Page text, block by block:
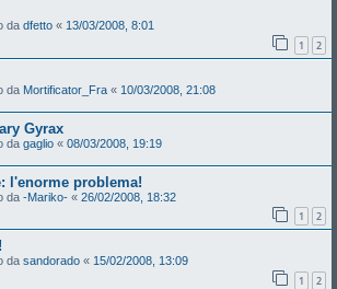
da dfetto « 13/03/2008, 8:01
1 2
da Mortificator_Fra « 10/03/2008, 21:08
Gyrax
da gaglio « 08/03/2008, 19:19
l'enorme problema!
da -Mariko- « 26/02/2008, 18:32
1 2
da sandorado « 15/02/2008, 13:09
1 2